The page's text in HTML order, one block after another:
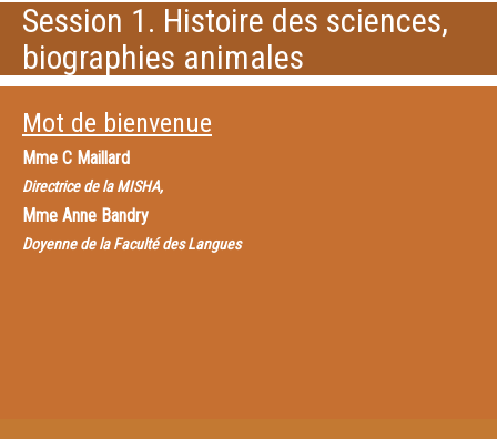
Session 1. Histoire des sciences,
biographies animales
Mot de bienvenue
Mme C Maillard
Directrice de la MISHA,
Mme Anne Bandry
Doyenne de la Faculté des Langues